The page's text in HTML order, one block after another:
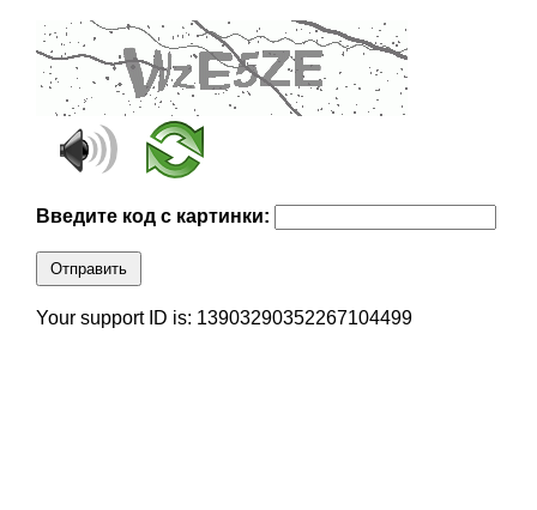
Введите код с картинки:
Отправить
Your support ID is: 13903290352267104499